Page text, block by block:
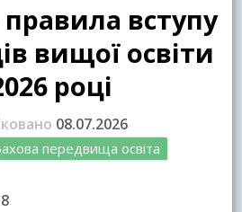
вступу
вищої освіти
році
08.07.2026
передвища освіта